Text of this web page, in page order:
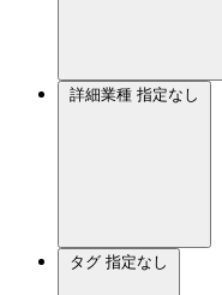
詳細業種 指定なし
タグ 指定なし